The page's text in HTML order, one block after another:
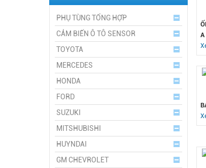
PHỤ TÙNG TỔNG HỢP
CẢM BIẾN Ô TÔ SENSOR
TOYOTA
MERCEDES
HONDA
FORD
SUZUKI
MITSHUBISHI
HUYNDAI
GM CHEVROLET
A